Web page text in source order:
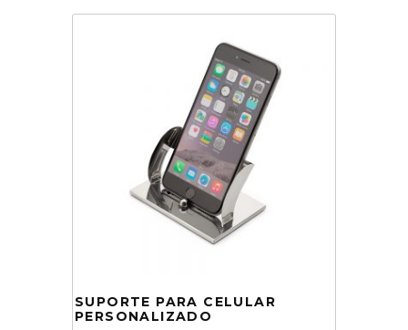
SUPORTE PARA CELULAR
PERSONALIZADO